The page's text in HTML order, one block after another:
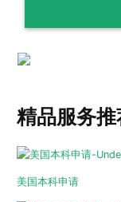
精品服务推
美国本科申请